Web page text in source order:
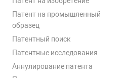
Патент на промышленный
образец
Патентный поиск
Патентные исследования
Аннулирование патента